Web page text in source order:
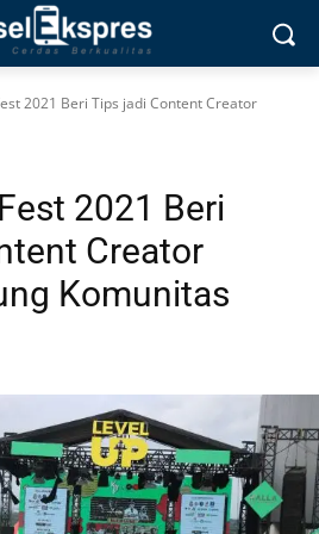
2021 Beri Tips jadi Content Creator
2021 Beri
Creator
Komunitas